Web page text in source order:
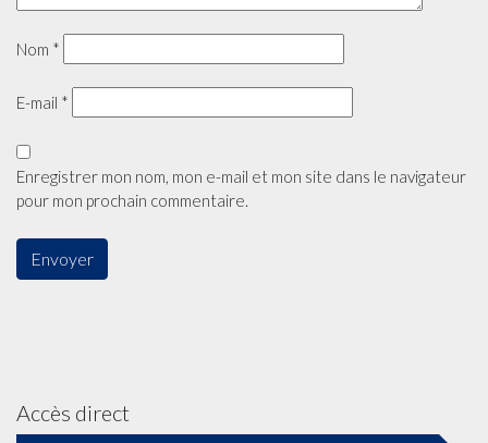
Nom *
E-mail *
Enregistrer mon nom, mon e-mail et mon site dans le navigateur
pour mon prochain commentaire.
Accès direct